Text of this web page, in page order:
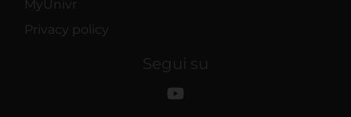
MyUnivr
Privacy policy
Segui su